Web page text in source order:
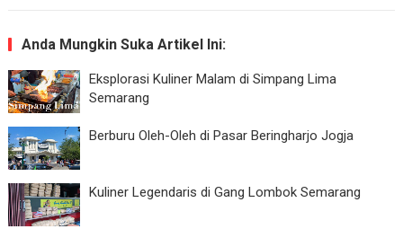
Anda Mungkin Suka Artikel Ini:
Eksplorasi Kuliner Malam di Simpang Lima
Semarang
Berburu Oleh-Oleh di Pasar Beringharjo Jogja
Kuliner Legendaris di Gang Lombok Semarang